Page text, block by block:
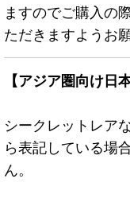
ますのでご購入の
ただきますようお
【アジア圏向け日
シークレットレア
ら表記している場
ん。